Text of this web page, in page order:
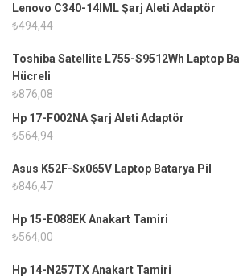
Lenovo C340-14IML Şarj Aleti Adaptör
₺494,44
Toshiba Satellite L755-S9512Wh Laptop
Hücreli
₺876,08
Hp 17-F002NA Şarj Aleti Adaptör
₺564,94
Asus K52F-Sx065V Laptop Batarya Pil
₺846,47
Hp 15-E088EK Anakart Tamiri
₺564,00
Hp 14-N257TX Anakart Tamiri